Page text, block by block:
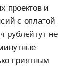
проектов и
с оплатой
рублейтут не
приятным